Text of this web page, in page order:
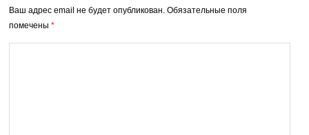
Ваш адрес email не будет опубликован. Обязательные поля
помечены*